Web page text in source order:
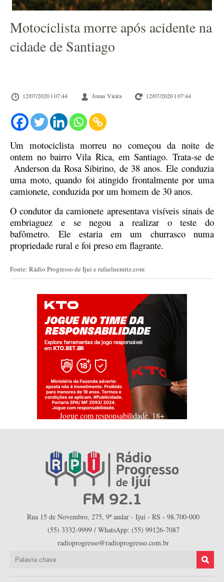
Motociclista morre após acidente na
cidade de Santiago
12/07/2020 l 07:44 Jonas Vieira 12/07/2020 l 07:44
Um motociclista morreu no começou da noite de
ontem no bairro Vila Rica, em Santiago. Trata-se de
Anderson da Rosa Sibirino, de 38 anos. Ele conduzia
uma moto, quando foi atingido frontalmente por uma
camionete, conduzida por um homem de 30 anos.
O condutor da camionete apresentava visíveis sinais de
embriaguez e se negou a realizar o teste do
bafômetro. Ele estaria em um churrasco numa
propriedade rural e foi preso em flagrante.
Fonte: Rádio Progresso de Ijuí e rafaelnemitz.com
Jogue com responsabilidade. 18+
Rua 15 de Novembro, 275, 9º andar - Ijuí - RS - 98.700-000
(55) 3332-9999 / WhatsApp: (55) 99126-7087
radioprogresso@radioprogresso.com.br